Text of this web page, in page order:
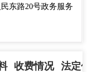
东路20号政务服务
收费情况 法定